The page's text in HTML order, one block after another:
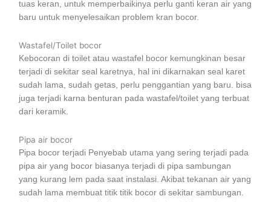
tuas keran, untuk memperbaikinya perlu ganti keran air yang
baru untuk menyelesaikan problem kran bocor.
Wastafel/Toilet bocor
Kebocoran di toilet atau wastafel bocor kemungkinan besar
terjadi di sekitar seal karetnya, hal ini dikarnakan seal karet
sudah lama, sudah getas, perlu penggantian yang baru. bisa
juga terjadi karna benturan pada wastafel/toilet yang terbuat
dari keramik.
Pipa air bocor
Pipa bocor terjadi Penyebab utama yang sering terjadi pada
pipa air yang bocor biasanya terjadi di pipa sambungan
yang kurang lem pada saat instalasi. Akibat tekanan air yang
sudah lama membuat titik titik bocor di sekitar sambungan.